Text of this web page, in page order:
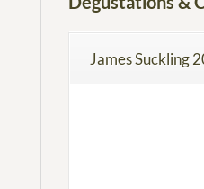
James Suckling